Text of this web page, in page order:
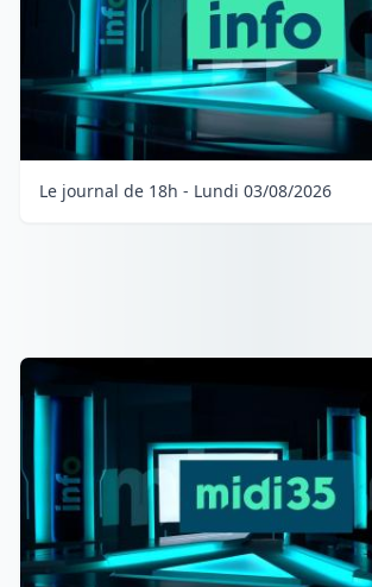
Le journal de 18h - Lundi 03/08/2026